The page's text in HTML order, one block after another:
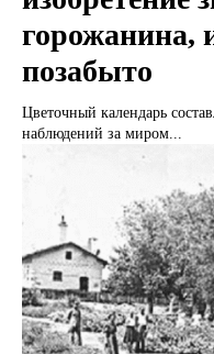
горожанина,
позабыто
Цветочный календарь
наблюдений за миром...